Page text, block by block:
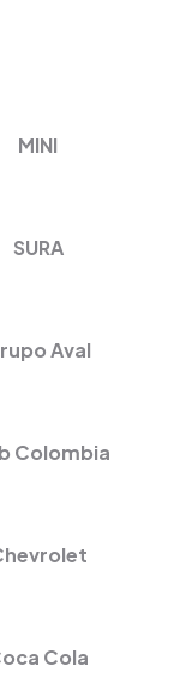
MINI
SURA
Aval
Colombia
Cola